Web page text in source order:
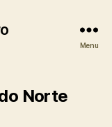
Menu
Norte